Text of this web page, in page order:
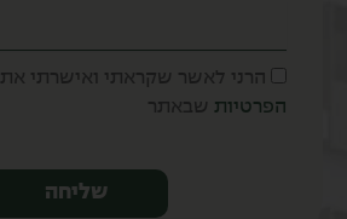
הרני לאשר שקראתי ואישרתי את
הפרטיות שבאתר
שליחה